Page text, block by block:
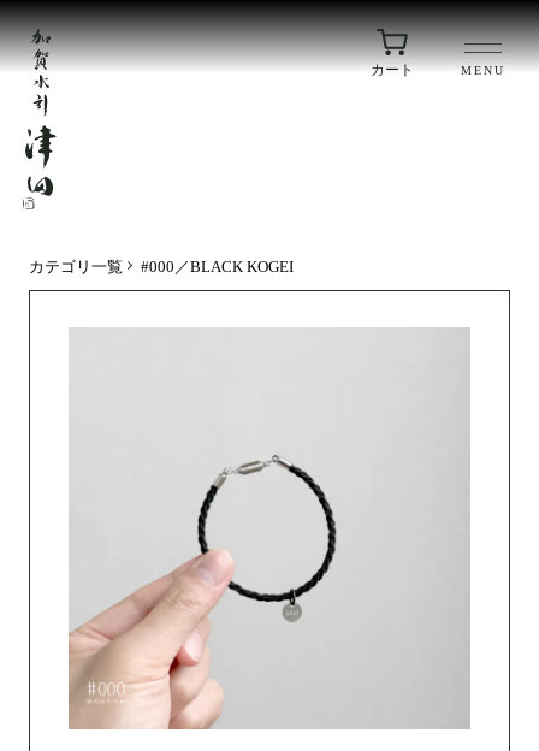
MENU
カート
カテゴリ一覧 #000／BLACK KOGEI